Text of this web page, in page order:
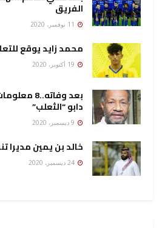
الفريق
محمد زايد يوقع
بعد
دابو “الثعلب”
خالد بن يمين مديرا